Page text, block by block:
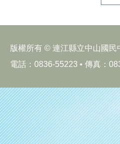
版權所有 © 連江縣立中山國民
電話：0836-55223 • 傳真：